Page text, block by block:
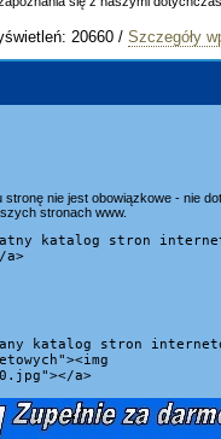
20660 / Szczegóły
nie jest obowiązkowe - nie
stronach www.
katalog stron
a>
katalog stron
a>